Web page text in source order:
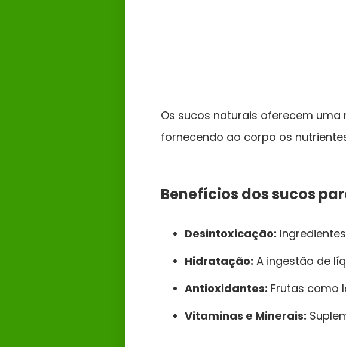
Os sucos naturais oferecem
fornecendo ao corpo os
Benefícios dos sucos
Desintoxicação:
Hidratação: A ingestão de
Antioxidantes: Frutas como
Vitaminas e Minerais: